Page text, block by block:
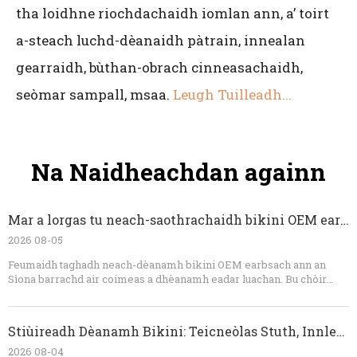
tha loidhne riochdachaidh iomlan ann, a’ toirt
a-steach luchd-dèanaidh pàtrain, innealan
gearraidh, bùthan-obrach cinneasachaidh,
seòmar sampall, msaa. Leugh Tuilleadh...
Na Naidheachdan againn
Mar a lorgas tu neach-saothrachaidh bikini OEM earbsach ann an Sìona
2026 08-05
Feumaidh taghadh neach-dèanamh bikini OEM earbsach ann an
Sìona barrachd air coimeas a dhèanamh eadar luachan. Bu chòir
comas samplachaidh, modhan smachd càileachd, comas deuchainn,
factaraidh earbsach cunnartan teicnigeach ro chinneasachadh, bheir
e seachad molaidhean reusanta, agus cumaidh iad ri inbhean
Stiùireadh Dèanamh Bikini: Teicneòlas Stuth, Innleadaireachd Fit, agus Smachd Càileachd OEM
2026 08-04